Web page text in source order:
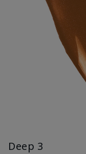
Deep 3